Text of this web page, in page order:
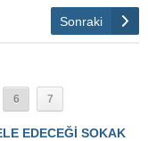
Sonraki
6 7
EDECEĞİ SOKAK